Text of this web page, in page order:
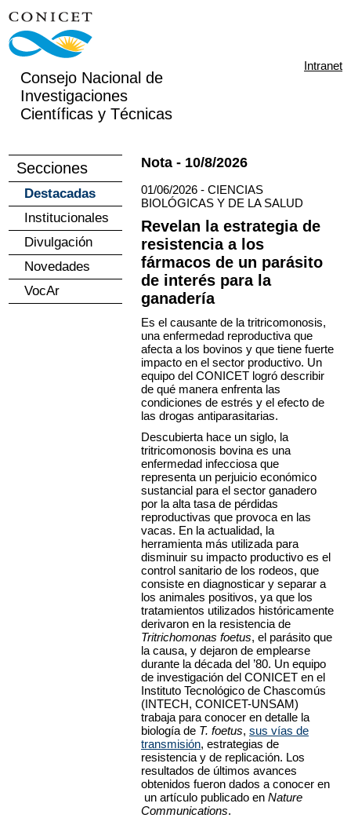
Consejo Nacional de
Investigaciones
Científicas y Técnicas
Intranet
Secciones
Destacadas
Institucionales
Divulgación
Novedades
VocAr
Nota - 10/8/2026
01/06/2026 - CIENCIAS
BIOLÓGICAS Y DE LA SALUD
Revelan la estrategia de
resistencia a los
fármacos de un parásito
de interés para la
ganadería
Es el causante de la tritricomonosis,
una enfermedad reproductiva que
afecta a los bovinos y que tiene fuerte
impacto en el sector productivo. Un
equipo del CONICET logró describir
de qué manera enfrenta las
condiciones de estrés y el efecto de
las drogas antiparasitarias.
Descubierta hace un siglo, la
tritricomonosis bovina es una
enfermedad infecciosa que
representa un perjuicio económico
sustancial para el sector ganadero
por la alta tasa de pérdidas
reproductivas que provoca en las
vacas. En la actualidad, la
herramienta más utilizada para
disminuir su impacto productivo es el
control sanitario de los rodeos, que
consiste en diagnosticar y separar a
los animales positivos, ya que los
tratamientos utilizados históricamente
derivaron en la resistencia de
Tritrichomonas foetus, el parásito que
la causa, y dejaron de emplearse
durante la década del ’80. Un equipo
de investigación del CONICET en el
Instituto Tecnológico de Chascomús
(INTECH, CONICET-UNSAM)
trabaja para conocer en detalle la
biología de T. foetus, sus vías de
transmisión, estrategias de
resistencia y de replicación. Los
resultados de últimos avances
obtenidos fueron dados a conocer en
un artículo publicado en Nature
Communications.